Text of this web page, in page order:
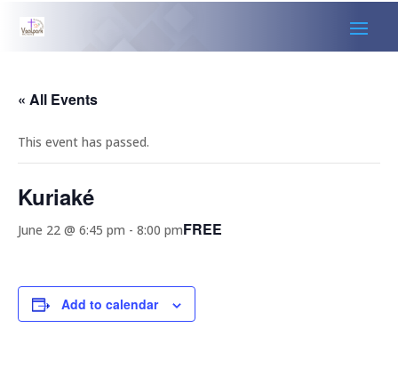
« All Events
This event has passed.
Kuriaké
June 22 @ 6:45 pm - 8:00 pmFREE
Add to calendar